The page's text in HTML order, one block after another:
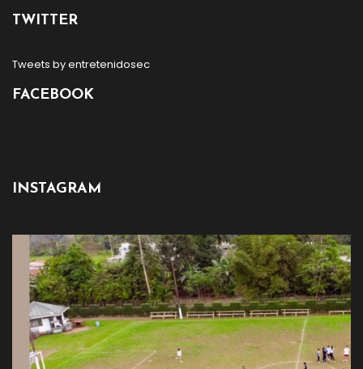
TWITTER
Tweets by entretenidosec
FACEBOOK
INSTAGRAM